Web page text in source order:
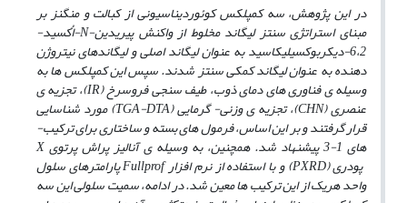
در این پژوهش، سه کمپلکس کوئوردیناسیونی از کبالت و منگنزبر
مبنای استراتژی سنتز لیگاند مخلوط از واکنش پیریدین-N-اُکسید-
6،2-دی­کربوکسیلیک­اسید به عنوان لیگاند اصلی و لیگاندهای نیتروژن
دهنده به عنوان لیگاند کمکیسنتز شدند. سپس این کمپلکس ­ها به
وسیله­ ی فناوری­ های دمای ذوب، طیف­ سنجی فروسرخ(
IR
)، تجزیه ­ی
عنصری(CHN
)،تجزیه­ ی وزنی- گرمایی(TGA-DTA) مورد شناسایی
قرار گرفتند و بر این اساس، فرمول ­های بسته و ساختاری برای ترکیب­
های X
پودری(PXRD
)و با استفاده از نرم­ افزارFullprofپارامترهای سلول
واحد هریک از این ترکیب­ ها معین شد. در ادامه، سمیت سلولیاینسه